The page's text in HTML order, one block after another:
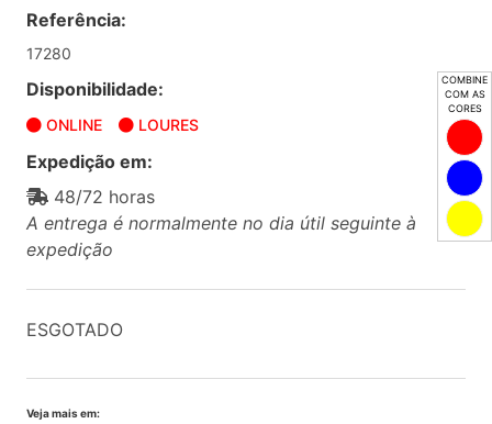
COMBINE
COM AS
CORES
Referência:
17280
Disponibilidade:
ONLINE LOURES
Expedição em:
48/72 horas
A entrega é normalmente no dia útil seguinte à
expedição
ESGOTADO
Veja mais em: